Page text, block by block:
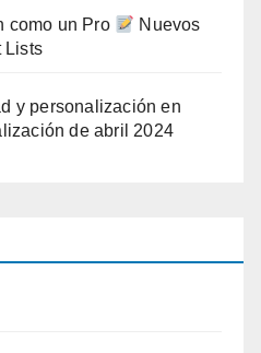
como un Pro
Nuevos
Lists
y personalización en
de abril 2024